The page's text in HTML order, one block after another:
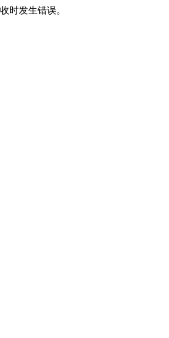
时发生错误。